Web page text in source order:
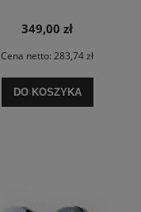
349,00 zł
Cena netto: 283,74 zł
DO KOSZYKA